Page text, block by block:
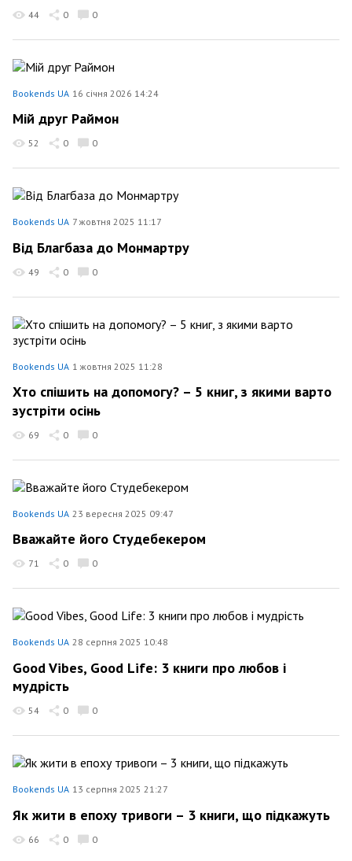
44 0 0
Bookends UA 16 січня 2026 14:24
Мій друг Раймон
52 0 0
Bookends UA 7 жовтня 2025 11:17
Від Благбаза до Монмартру
49 0 0
Bookends UA 1 жовтня 2025 11:28
Хто спішить на допомогу? – 5 книг, з якими варто
зустріти осінь
69 0 0
Bookends UA 23 вересня 2025 09:47
Вважайте його Студебекером
71 0 0
Bookends UA 28 серпня 2025 10:48
Good Vibes, Good Life: 3 книги про любов і
мудрість
54 0 0
Bookends UA 13 серпня 2025 21:27
Як жити в епоху тривоги – 3 книги, що підкажуть
66 0 0